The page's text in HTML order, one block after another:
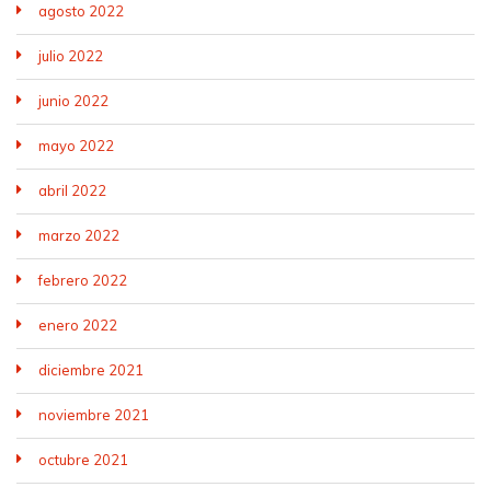
agosto 2022
julio 2022
junio 2022
mayo 2022
abril 2022
marzo 2022
febrero 2022
enero 2022
diciembre 2021
noviembre 2021
octubre 2021